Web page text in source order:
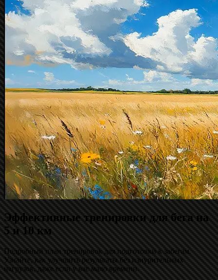
Эффективные тренировки для бега на
5 и 10 км
Подробный план тренировок для подготовки к забегам.
Узнайте, как улучшить результаты без изнурительных
нагрузок, даже если у вас мало времени.